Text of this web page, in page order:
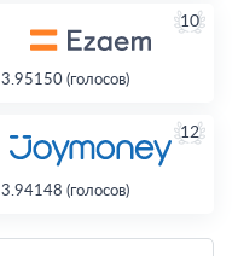
10
3.95150 (голосов)
12
3.94148 (голосов)